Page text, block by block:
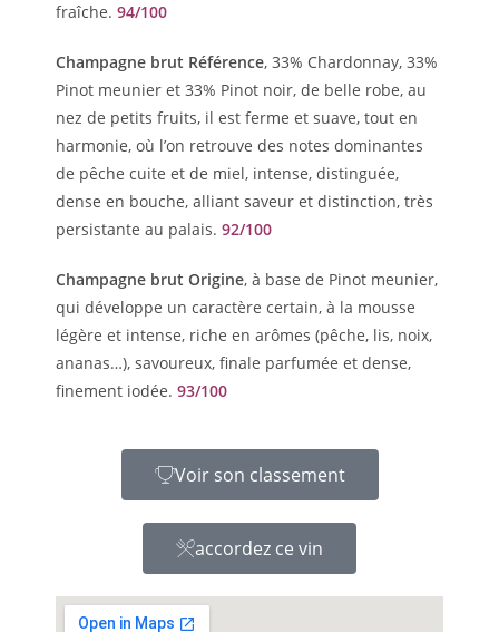
fraîche. 94/100
Champagne brut Référence, 33% Chardonnay, 33%
Pinot meunier et 33% Pinot noir, de belle robe, au
nez de petits fruits, il est ferme et suave, tout en
harmonie, où l’on retrouve des notes dominantes
de pêche cuite et de miel, intense, distinguée,
dense en bouche, alliant saveur et distinction, très
persistante au palais. 92/100
Champagne brut Origine, à base de Pinot meunier,
qui développe un caractère certain, à la mousse
légère et intense, riche en arômes (pêche, lis, noix,
ananas…), savoureux, finale parfumée et dense,
finement iodée. 93/100
Voir son classement
accordez ce vin